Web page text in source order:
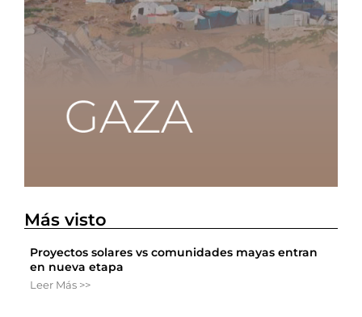
Más visto
Proyectos solares vs comunidades mayas entran
en nueva etapa
Leer Más >>